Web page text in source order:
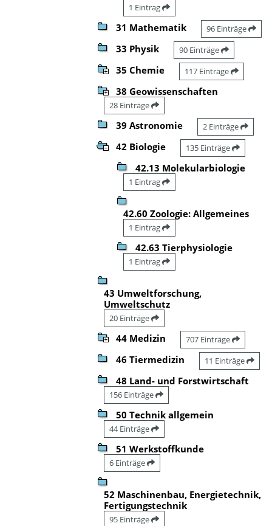
1 Eintrag
31 Mathematik 96 Einträge
33 Physik 90 Einträge
35 Chemie 117 Einträge
38 Geowissenschaften
28 Einträge
39 Astronomie 2 Einträge
42 Biologie 135 Einträge
42.13 Molekularbiologie
1 Eintrag
42.60 Zoologie: Allgemeines
1 Eintrag
42.63 Tierphysiologie
1 Eintrag
43 Umweltforschung,
Umweltschutz
20 Einträge
44 Medizin 707 Einträge
46 Tiermedizin 11 Einträge
48 Land- und Forstwirtschaft
156 Einträge
50 Technik allgemein
44 Einträge
51 Werkstoffkunde
6 Einträge
52 Maschinenbau, Energietechnik,
Fertigungstechnik
95 Einträge